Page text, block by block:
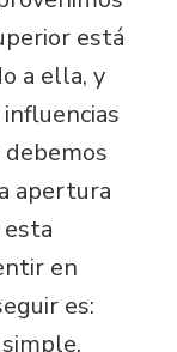
está
a ella, y
apertura
en
es: